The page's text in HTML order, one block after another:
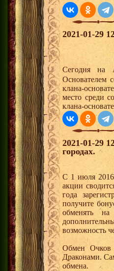
2021-01-29
Сегодня на
Основателем
клана-
место среди
клана-
2021-01-29
городах.
С 1 июля 2016
акции
года
получите
обменять
возможность
Обмен Очков
Драконами.
обмена.